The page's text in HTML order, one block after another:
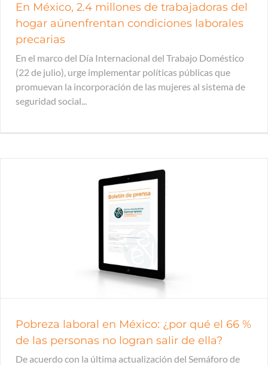
En México, 2.4 millones de trabajadoras del
hogar aúnenfrentan condiciones laborales
precarias
En el marco del Día Internacional del Trabajo Doméstico
(22 de julio), urge implementar políticas públicas que
promuevan la incorporación de las mujeres al sistema de
seguridad social...
Pobreza laboral en México: ¿por qué el 66 %
de las personas no logran salir de ella?
De acuerdo con la última actualización del Semáforo de